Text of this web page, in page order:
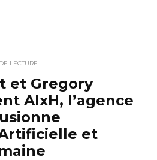
LECTURE
et Gregory
AIxH, l’agence
et